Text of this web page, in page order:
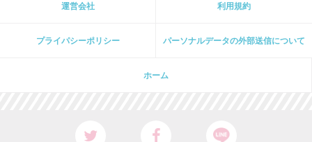
運営会社 利用規約
プライパシーポリシー パーソナルデータの外部送信について
ホーム